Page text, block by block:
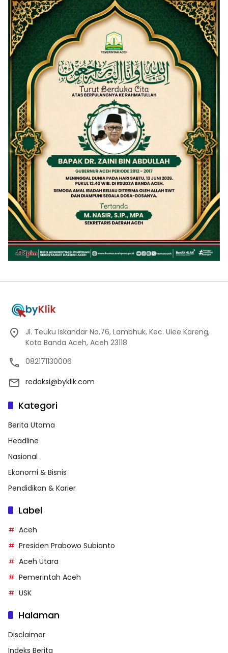
Jl. Teuku Iskandar No.76, Lambhuk, Kec. Ulee Kareng,
Kota Banda Aceh, Aceh 23118
082171130006
redaksi@byklik.com
Kategori
Berita Utama
Headline
Nasional
Ekonomi & Bisnis
Pendidikan & Karier
Label
Aceh
Presiden Prabowo Subianto
Aceh Utara
Pemerintah Aceh
USK
Halaman
Disclaimer
Indeks Berita